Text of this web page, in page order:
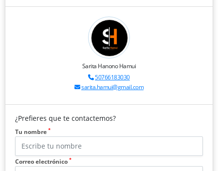
Sarita Hanono Hamui
50766183030
sarita.hamui@gmail.com
¿Prefieres que te contactemos?
Tu nombre *
Correo electrónico *